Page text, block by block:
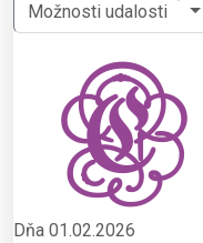
Možnosti udalosti
Dňa 01.02.2026